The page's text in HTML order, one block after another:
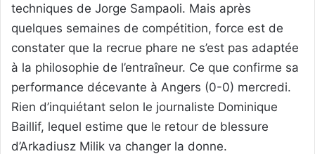
techniques de Jorge Sampaoli. Mais après
quelques semaines de compétition, force est de
constater que la recrue phare ne s’est pas adaptée
à la philosophie de l’entraîneur. Ce que confirme sa
performance décevante à Angers (0-0) mercredi.
Rien d’inquiétant selon le journaliste Dominique
Baillif, lequel estime que le retour de blessure
d’Arkadiusz Milik va changer la donne.